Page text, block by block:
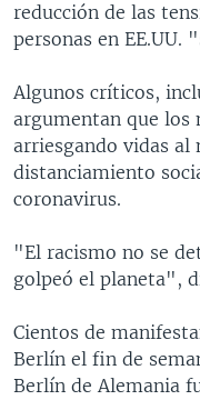
reducción de las
personas en EE.UU.
Algunos críticos,
argumentan que los
arriesgando vidas al
distanciamiento
coronavirus.
"El racismo no se
golpeó el planeta",
Cientos de
Berlín el fin de
Berlín de Alemania